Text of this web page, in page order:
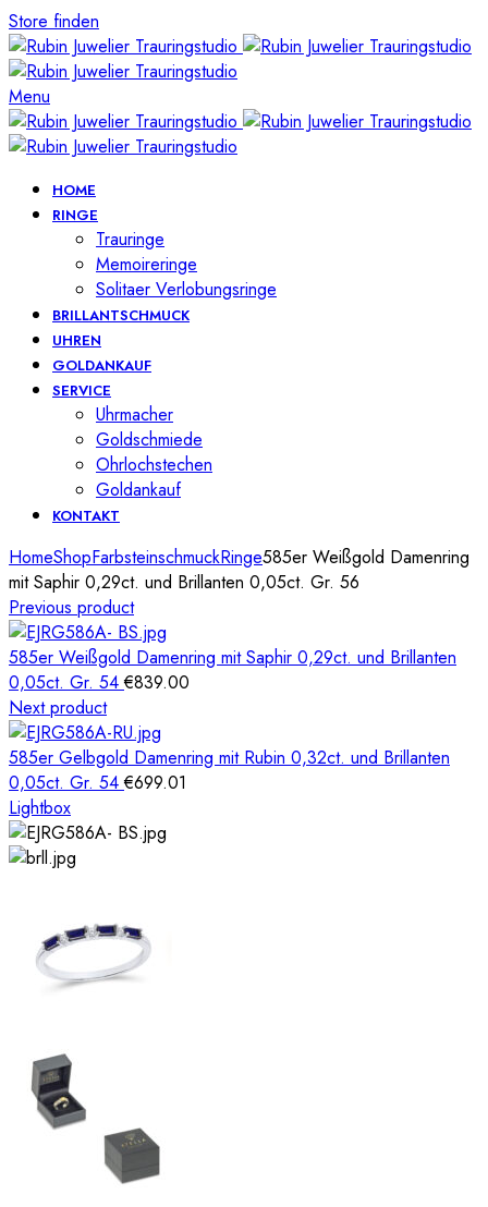
Store finden
Menu
HOME
RINGE
Trauringe
Memoireringe
Solitaer Verlobungsringe
BRILLANTSCHMUCK
UHREN
GOLDANKAUF
SERVICE
Uhrmacher
Goldschmiede
Ohrlochstechen
Goldankauf
KONTAKT
HomeShopFarbsteinschmuckRinge585er Weißgold Damenring
mit Saphir 0,29ct. und Brillanten 0,05ct. Gr. 56
Previous product
585er Weißgold Damenring mit Saphir 0,29ct. und Brillanten
0,05ct. Gr. 54€839.00
Next product
585er Gelbgold Damenring mit Rubin 0,32ct. und Brillanten
0,05ct. Gr. 54€699.01
Lightbox